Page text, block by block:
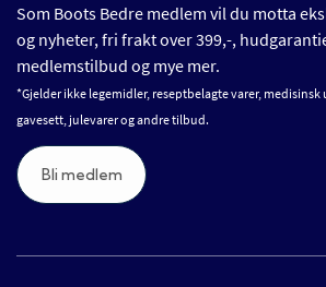
Som Boots Bedre medlem vil du motta
og nyheter, fri frakt over 399,-,
medlemstilbud og mye mer.
*Gjelder ikke legemidler, reseptbelagte varer, medisinsk
gavesett, julevarer og andre tilbud.
Bli medlem